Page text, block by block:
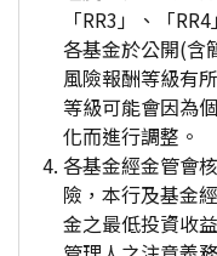
「RR3」、「
各基金於公開(含
風險報酬等級有
等級可能會因為
化而進行調整。
各基金經金管會
險，本行及基金
金之最低投資收